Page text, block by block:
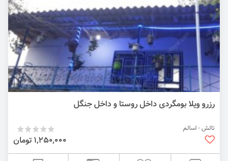
رزرو ویلا بومگردی داخل روستا و داخل جنگل
تالش - اسالم
1,250,000 تومان